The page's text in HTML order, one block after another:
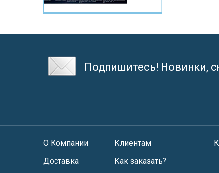
Подпишитесь! Новинки,
О Компании
Доставка
Клиентам
Как заказать?